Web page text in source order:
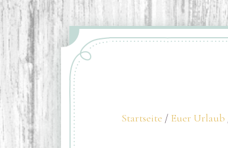
Startseite / Euer Urlaub